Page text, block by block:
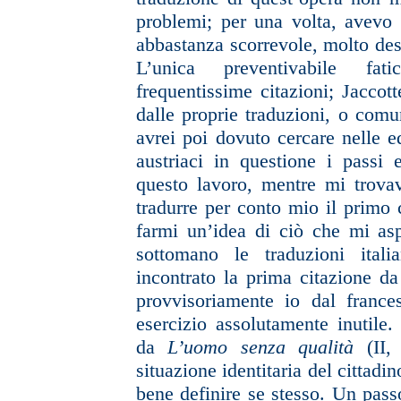
problemi; per una volta, avevo
abbastanza scorrevole, molto
L’unica preventivabile
frequentissime citazioni;
dalle proprie traduzioni, o
avrei poi dovuto cercare nelle
austriaci in questione i passi
questo lavoro, mentre mi
tradurre per conto mio il primo
farmi un’idea di ciò che mi
sottomano
le traduzioni
incontrato la prima citazione
provvisoriamente io dal
esercizio assolutamente
daL’uomo senza qualità (II,
situazione identitaria del
bene definire se stesso. Un